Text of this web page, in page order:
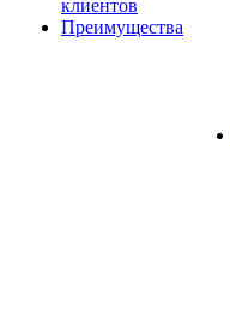
клиентов
Преимущества